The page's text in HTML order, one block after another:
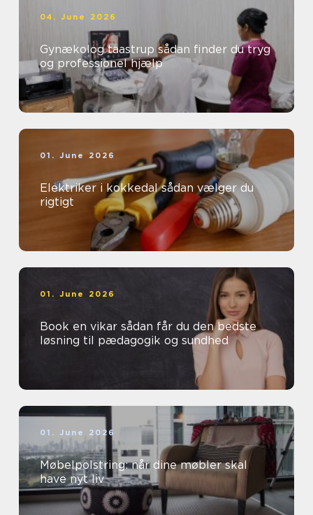
04. June 2026
Gynækolog taastrup sådan finder du tryg
og professionel hjælp
01. June 2026
Elektriker i kokkedal sådan vælger du
rigtigt
01. June 2026
Book en vikar sådan får du den bedste
løsning til pædagogik og sundhed
01. June 2026
Møbelpolstring: når dine møbler skal
have nyt liv